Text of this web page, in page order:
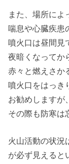
また、場所によ
喘息や心臓疾患
噴火口は昼間見
夜暗くなってか
赤々と燃えさか
噴火口をはっき
お勧めしますが、
その際も防寒は
火山活動の状況
が必ず見えると